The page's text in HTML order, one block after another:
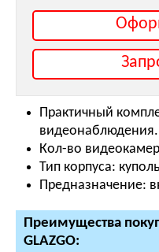
Практичный
видеонаблюдения.
Кол-во
Тип корпуса:
Предназначение:
Преимущества
GLAZGO: